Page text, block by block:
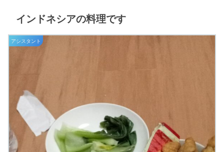
インドネシアの料理です
アシスタント